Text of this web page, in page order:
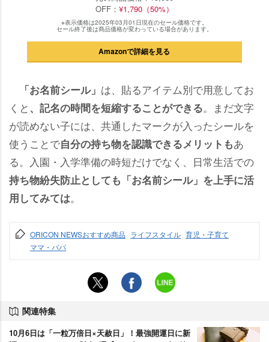
OFF： ¥1,790（50%）
※表示価格は2025年03月01日現在のセール価格です。
セール終了後は商品価格が変わっている場合があります。
Amazonで詳細を見る
「お名前シール」 は、貼るアイテム別で用意してお
くと、記名の時間を短縮することができる。まだ文字
が読めない子には、共通したマークが入ったシールを
使うことで自分の持ち物を認識できるメリットもあ
る。入園・入学準備の時短だけでなく、日常生活での
持ち物紛失防止としても「お名前シール」を上手に活
用してみては。
ORICON NEWSおすすめ商品 ライフスタイル 育児・子育て
ママ・パパ
関連特集
10月6日は「一粒万倍日×天赦日」！最強開運日に新